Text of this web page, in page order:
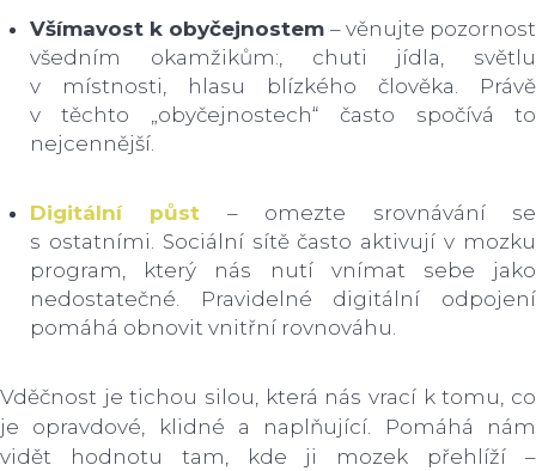
Všímavost k obyčejnostem – věnujte pozornost
všedním okamžikům:, chuti jídla, světlu
v místnosti, hlasu blízkého člověka. Právě
v těchto „obyčejnostech“ často spočívá to
nejcennější.
Digitální půst – omezte srovnávání se
s ostatními. Sociální sítě často aktivují v mozku
program, který nás nutí vnímat sebe jako
nedostatečné. Pravidelné digitální odpojení
pomáhá obnovit vnitřní rovnováhu.
Vděčnost je tichou silou, která nás vrací k tomu, co
je opravdové, klidné a naplňující. Pomáhá nám
vidět hodnotu tam, kde ji mozek přehlíží –